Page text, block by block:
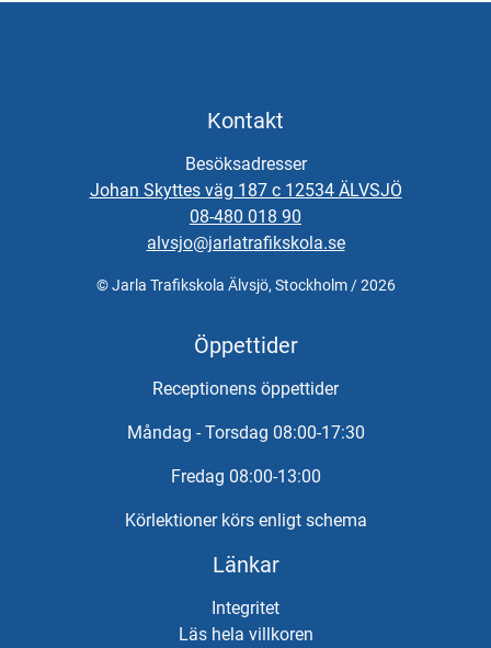
Kontakt
Besöksadresser
Johan Skyttes väg 187 c 12534 ÄLVSJÖ
08-480 018 90
alvsjo@jarlatrafikskola.se
© Jarla Trafikskola Älvsjö, Stockholm / 2026
Öppettider
Receptionens öppettider
Måndag - Torsdag 08:00-17:30
Fredag 08:00-13:00
Körlektioner körs enligt schema
Länkar
Integritet
Läs hela villkoren